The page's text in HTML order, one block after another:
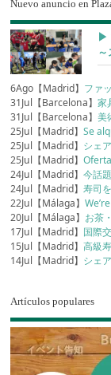
Nuevo anuncio en
▶︎
6Ago【Madrid】 ファ
31Jul【Barcelona】家
31Jul【Barcelona】美
25Jul【Madrid】Se
25Jul【Madrid】 シェ
25Jul【Madrid】
24Jul【Madrid】今話
24Jul【Madrid】寿司
22Jul【Málaga】
20Jul【Málaga】 お茶
17Jul【Madrid】 国際
15Jul【Madrid】高級
14Jul【Madrid】 シェ
Artículos populares